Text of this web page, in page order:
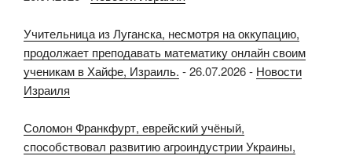
Учительница из Луганска, несмотря на оккупацию,
продолжает преподавать математику онлайн своим
ученикам в Хайфе, Израиль. -26.07.2026- Новости
Израиля
Соломон Франкфурт, еврейский учёный,
способствовал развитию агроиндустрии Украины,